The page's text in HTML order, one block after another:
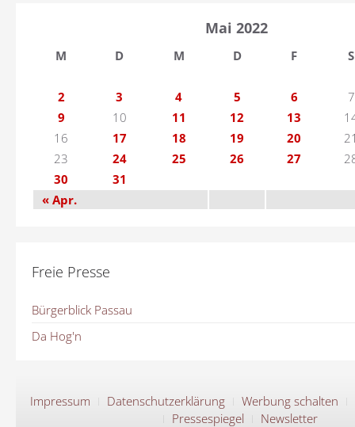
Mai 2022
M D M D F S
2 3 4 5 6
7
9
10 11 12 13
16
17 18 19 20
23
24 25 26 27
30
31
« Apr.
Freie Presse
Bürgerblick Passau
Da Hog'n
Impressum Datenschutzerklärung
Werbung schalten
Pressespiegel
Newsletter